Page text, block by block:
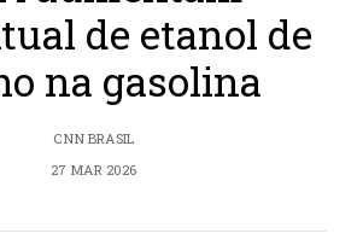
de etanol de
na gasolina
CNN BRASIL
27 MAR 2026